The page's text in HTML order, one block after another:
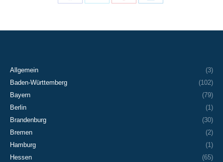
Share
Facebook
Share
X
Share
Pinterest
Share
LinkedIn
Allgemein
(3)
Baden-Württemberg
(102)
Bayern
(79)
Berlin
(1)
Brandenburg
(30)
Bremen
(2)
Hamburg
(1)
Hessen
(65)